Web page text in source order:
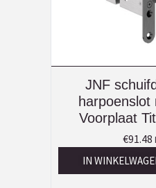
JNF
harpoenslot
Voorplaat
€91.48
IN